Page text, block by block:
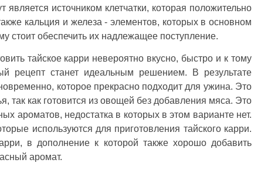
источником клетчатки, которая положительно
кальция и железа - элементов, которых в основном
стоит обеспечить их надлежащее поступление.
тайское карри невероятно вкусно, быстро и к тому
рецепт станет идеальным решением. В результате
которое прекрасно подходит для ужина. Это
так как готовится из овощей без добавления мяса. Это
ароматов, недостатка в которых в этом варианте нет.
используются для приготовления тайского карри.
в дополнение к которой также хорошо добавить
аромат.